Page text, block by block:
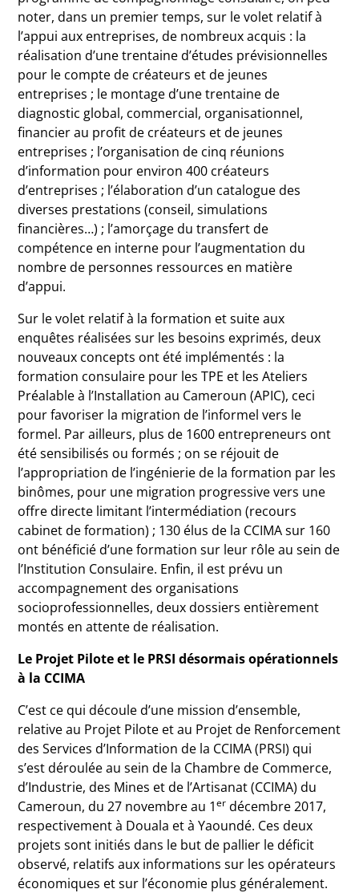
noter, dans un premier temps, sur le volet relatif à
l’appui aux entreprises, de nombreux acquis : la
réalisation d’une trentaine d’études prévisionnelles
pour le compte de créateurs et de jeunes
entreprises ; le montage d’une trentaine de
diagnostic global, commercial, organisationnel,
financier au profit de créateurs et de jeunes
entreprises ; l’organisation de cinq réunions
d’information pour environ 400 créateurs
d’entreprises ; l’élaboration d’un catalogue des
diverses prestations (conseil, simulations
financières…) ; l’amorçage du transfert de
compétence en interne pour l’augmentation du
nombre de personnes ressources en matière
d’appui.
Sur le volet relatif à la formation et suite aux
enquêtes réalisées sur les besoins exprimés, deux
nouveaux concepts ont été implémentés : la
formation consulaire pour les TPE et les Ateliers
Préalable à l’Installation au Cameroun (APIC), ceci
pour favoriser la migration de l’informel vers le
formel. Par ailleurs, plus de 1600 entrepreneurs ont
été sensibilisés ou formés ; on se réjouit de
l’appropriation de l’ingénierie de la formation par les
binômes, pour une migration progressive vers une
offre directe limitant l’intermédiation (recours
cabinet de formation) ; 130 élus de la CCIMA sur 160
ont bénéficié d’une formation sur leur rôle au sein de
l’Institution Consulaire. Enfin, il est prévu un
accompagnement des organisations
socioprofessionnelles, deux dossiers entièrement
montés en attente de réalisation.
Le Projet Pilote et le PRSI désormais opérationnels
à la CCIMA
C’est ce qui découle d’une mission d’ensemble,
relative au Projet Pilote et au Projet de Renforcement
des Services d’Information de la CCIMA (PRSI) qui
s’est déroulée au sein de la Chambre de Commerce,
d’Industrie, des Mines et de l’Artisanat (CCIMA) du
Cameroun, du 27 novembre au 1er décembre 2017,
respectivement à Douala et à Yaoundé. Ces deux
projets sont initiés dans le but de pallier le déficit
observé, relatifs aux informations sur les opérateurs
économiques et sur l’économie plus généralement.